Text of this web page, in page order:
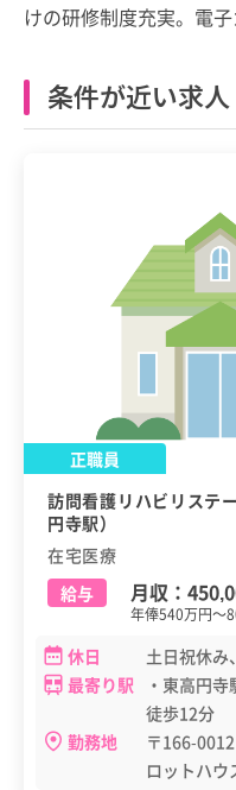
けの研修制度充実。電
条件が近い求人
正職員
訪問看護リハビリステ
円寺駅）
在宅医療
給与
月収：
年俸540万円～
休日
土日祝休み
最寄り駅
・東高円
徒歩12分
勤務地
〒166-
ロットハウ